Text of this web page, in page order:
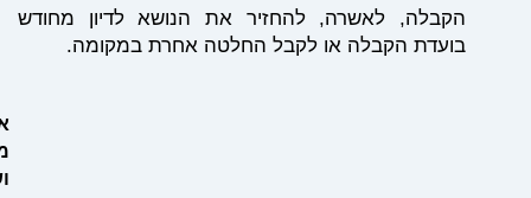
הקבלה, לאשרה, להחזיר את הנושא לדיון מחודש
בועדת הקבלה או לקבל החלטה אחרת במקומה.
מימוני